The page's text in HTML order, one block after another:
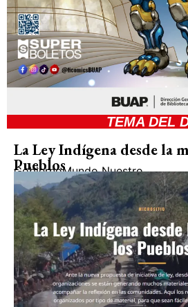
TEMA DEL
La Ley Indígena desde la
Pueblos
GobiernoMundo Nuestro